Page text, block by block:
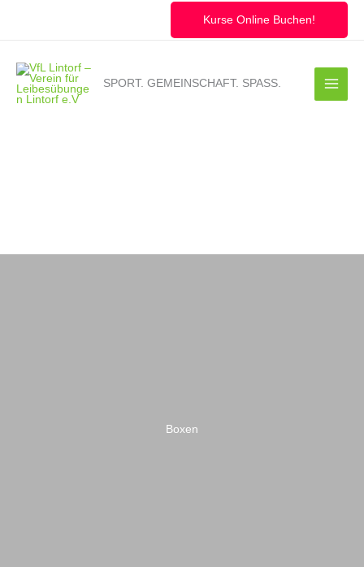
Kurse Online Buchen!
SPORT. GEMEINSCHAFT. SPASS.
Boxen